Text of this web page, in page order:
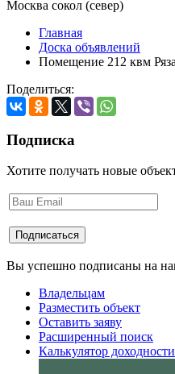
Москва сокол (север)
Главная
Доска объявлений
Помещение 212 квм
Поделиться:
Подписка
Хотите получать новые
Вы успешно подписаны на
Владельцам
Разместить объект
Оставить заяву
Расширенный поиск
Калькулятор